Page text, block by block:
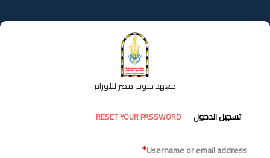
إلى
المحتوى
معهد جنوب مصر للأورام
التبويبات
الأساسية
تسجيل الدخول RESET YOUR PASSWORD
Username or email address